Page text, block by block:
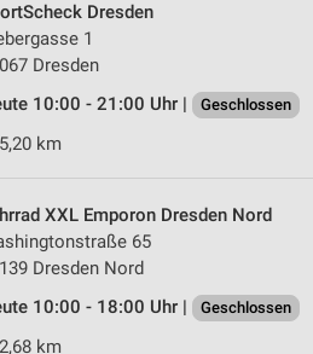
Dresden
1
Dresden
10:00 - 21:00 Uhr |
Geschlossen
km
XXL Emporon Dresden Nord
65
Dresden Nord
10:00 - 18:00 Uhr |
Geschlossen
km
angeforderten Informationen